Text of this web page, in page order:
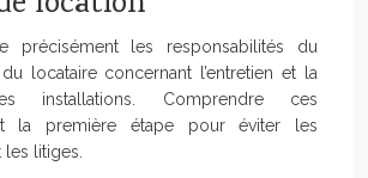
précisément les responsabilités du
locataire concernant l’entretien et la
installations. Comprendre ces
la première étape pour éviter les
litiges.